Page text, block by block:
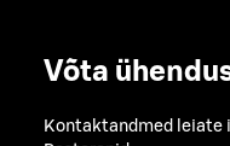
Võta
Kontaktandmed leiate